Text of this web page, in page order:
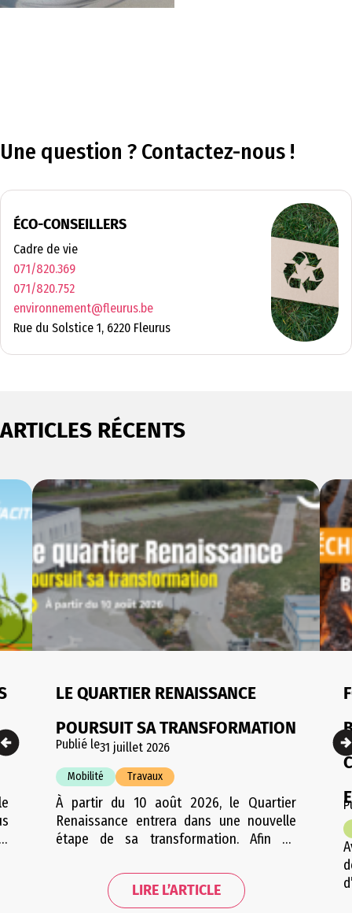
Une question ? Contactez-nous !
ÉCO-CONSEILLERS
Cadre de vie
071/820.369
071/820.752
environnement@fleurus.be
Rue du Solstice 1, 6220 Fleurus
ARTICLES RÉCENTS
LE QUARTIER RENAISSANCE
POURSUIT SA TRANSFORMATION
Publié le31 juillet 2026
Mobilité Travaux
À partir du 10 août 2026, le Quartier
Renaissance entrera dans une nouvelle
étape de sa transformation. Afin de
condensée et d’engendrer le moins
d’embarras possible pour les riverains,
LIRE L’ARTICLE